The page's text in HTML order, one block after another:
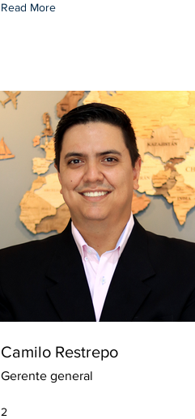
Read More
Camilo Restrepo
Gerente general
2